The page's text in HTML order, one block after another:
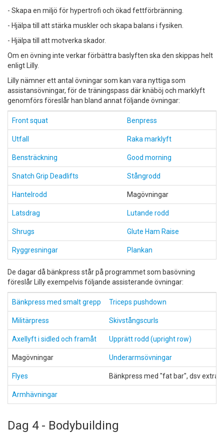
- Skapa en miljö för hypertrofi och ökad fettförbränning.
- Hjälpa till att stärka muskler och skapa balans i fysiken.
- Hjälpa till att motverka skador.
Om en övning inte verkar förbättra baslyften ska den skippas helt
enligt Lilly.
Lilly nämner ett antal övningar som kan vara nyttiga som
assistansövningar, för de träningspass där knäböj och marklyft
genomförs föreslår han bland annat följande övningar:
Front squat Benpress
Utfall Raka marklyft
Bensträckning Good morning
Snatch Grip Deadlifts Stångrodd
Hantelrodd Magövningar
Latsdrag Lutande rodd
Shrugs Glute Ham Raise
Ryggresningar Plankan
De dagar då bänkpress står på programmet som basövning
föreslår Lilly exempelvis följande assisterande övningar:
Bänkpress med smalt grepp Triceps pushdown
Militärpress Skivstångscurls
Axellyft i sidled och framåt Upprätt rodd (upright row)
Magövningar Underarmsövningar
Flyes Bänkpress med "fat bar", dsv extra
Armhävningar
Dag 4 - Bodybuilding